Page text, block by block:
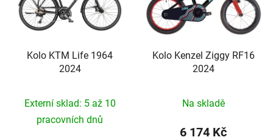
Kolo KTM Life 1964
2024
Externí sklad: 5 až 10
pracovních dnů
Kolo Kenzel Ziggy RF16
2024
Na skladě
6 174 Kč